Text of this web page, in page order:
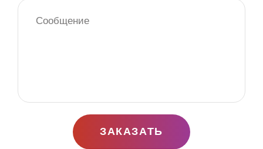
ЗАКАЗАТЬ